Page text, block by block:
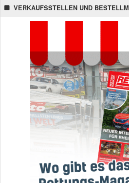
VERKAUFSSTELLEN UND